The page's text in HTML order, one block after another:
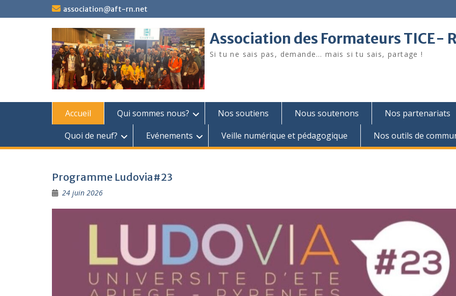
to
association@aft-rn.net
Association des Formateurs TICE-
Si tu ne sais pas, demande… mais si tu sais, partage !
Accueil Qui sommes nous? Nos soutiens Nous soutenons
Nos partenariats
Quoi de neuf?
Evénements Veille numérique et pédagogique Nos outils de
Programme Ludovia#23
24 juin 2026